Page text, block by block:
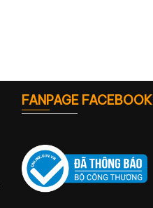
FANPAGE FACEBOOK